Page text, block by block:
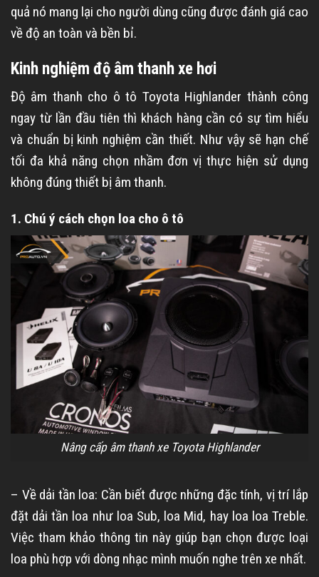
quả nó mang lại cho người dùng cũng được đánh giá cao
về độ an toàn và bền bỉ.
Kinh nghiệm độ âm thanh xe hơi
Độ âm thanh cho ô tô Toyota Highlander thành công
ngay từ lần đầu tiên thì khách hàng cần có sự tìm hiểu
và chuẩn bị kinh nghiệm cần thiết. Như vậy sẽ hạn chế
tối đa khả năng chọn nhầm đơn vị thực hiện sử dụng
không đúng thiết bị âm thanh.
1. Chú ý cách chọn loa cho ô tô
Nâng cấp âm thanh xe Toyota Highlander
– Về dải tần loa: Cần biết được những đặc tính, vị trí lắp
đặt dải tần loa như loa Sub, loa Mid, hay loa loa Treble.
Việc tham khảo thông tin này giúp bạn chọn được loại
loa phù hợp với dòng nhạc mình muốn nghe trên xe nhất.